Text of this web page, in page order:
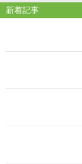
新着記事